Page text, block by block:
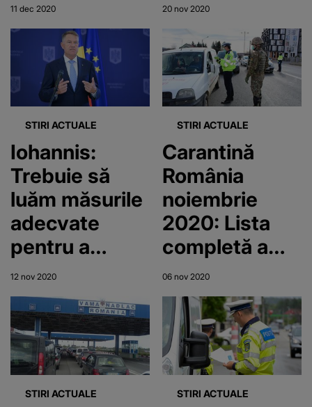
stării de
alertă. Pentru
câte zile sunt
valabile
măsurile
11 dec 2020
noiembrie
2020
20 nov 2020
STIRI ACTUALE
Iohannis:
Trebuie să
luăm măsurile
adecvate
pentru a
reduce
mobilitatea
oamenilor
12 nov 2020
STIRI ACTUALE
Carantină
România
noiembrie
2020: Lista
completă a
restricţiilor
care se aplică
de luni
06 nov 2020
STIRI ACTUALE STIRI ACTUALE